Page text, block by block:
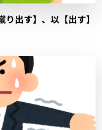
出す】、以【出す】